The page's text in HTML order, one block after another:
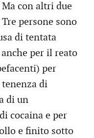
con altri due
persone sono
di tentata
per il reato
per
di
di un
cocaina e per
e finito sotto